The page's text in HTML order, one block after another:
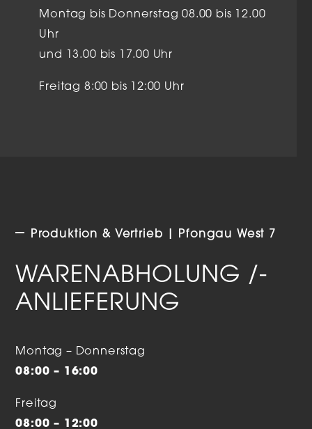
Montag bis Donnerstag 08.00 bis 12.00
Uhr
und 13.00 bis 17.00 Uhr
Freitag 8:00 bis 12:00 Uhr
Produktion & Vertrieb | Pfongau West 7
WARENABHOLUNG /-
ANLIEFERUNG
Montag – Donnerstag
08:00 – 16:00
Freitag
08:00 – 12:00